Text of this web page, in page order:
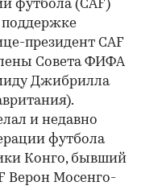
футбола (CAF)
президент CAF
Совета ФИФА
Джибрилла
и недавно
футбола
Конго, бывший
Верон Мосенго-